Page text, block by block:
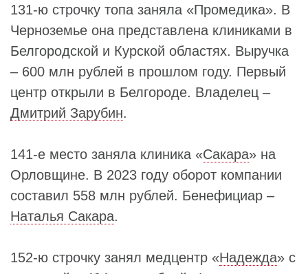
131-ю строчку топа заняла «Промедика». В
Черноземье она представлена клиниками в
Белгородской и Курской областях. Выручка
– 600 млн рублей в прошлом году. Первый
центр открыли в Белгороде. Владелец –
Дмитрий Зарубин.
141-е место заняла клиника «Сакара» на
Орловщине. В 2023 году оборот компании
составил 558 млн рублей. Бенефициар –
Наталья Сакара.
152-ю строчку занял медцентр «Надежда» с